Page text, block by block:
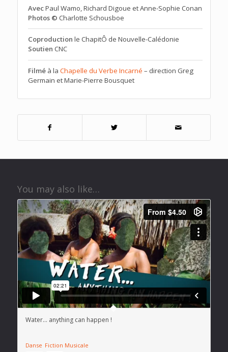
AvecPaul Wamo, Richard Digoue et Anne-Sophie Conan
Photos © Charlotte Schousboe
Coproduction le ChapitÔ de Nouvelle-Calédonie
Soutien CNC
Filméà la Chapelle du Verbe Incarné – direction Greg
Germain et Marie-Pierre Bousquet
You may also like…
Water… anything can happen !
Danse Fiction Musicale